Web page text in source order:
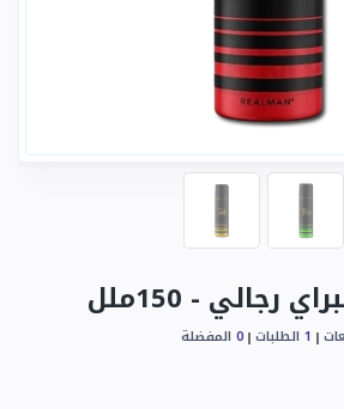
- 150ملل
1 الطلبات 0 المفضلة